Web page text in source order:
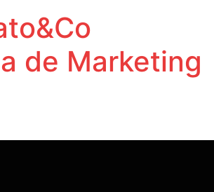
de Marketing